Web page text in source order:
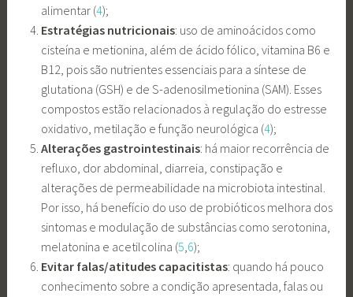
alimentar (4);
Estratégias nutricionais: uso de aminoácidos como
cisteína e metionina, além de ácido fólico, vitamina B6 e
B12, pois são nutrientes essenciais para a síntese de
glutationa (GSH) e de S-adenosilmetionina (SAM). Esses
compostos estão relacionados à regulação do estresse
oxidativo, metilação e função neurológica (4);
Alterações gastrointestinais: há maior recorrência de
refluxo, dor abdominal, diarreia, constipação e
alterações de permeabilidade na microbiota intestinal.
Por isso, há benefício do uso de probióticos melhora dos
sintomas e modulação de substâncias como serotonina,
melatonina e acetilcolina (5,6);
Evitar falas/atitudes capacitistas: quando há pouco
conhecimento sobre a condição apresentada, falas ou